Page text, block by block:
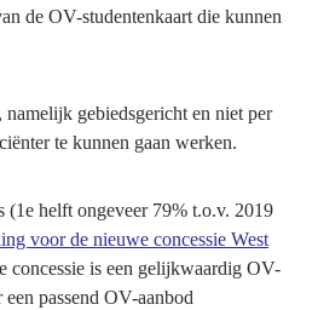
de OV-studentenkaart die kunnen
gebiedsgericht en niet per
te kunnen gaan werken.
(1e helft ongeveer 79% t.o.v. 2019
voor de nieuwe concessie West
concessie is een gelijkwaardig OV-
een passend OV-aanbod